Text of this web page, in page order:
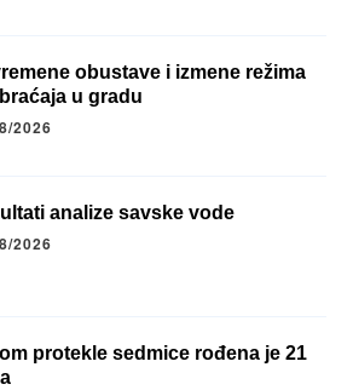
obustave i izmene režima
u gradu
2026
analize savske vode
2026
protekle sedmice rođena je 21